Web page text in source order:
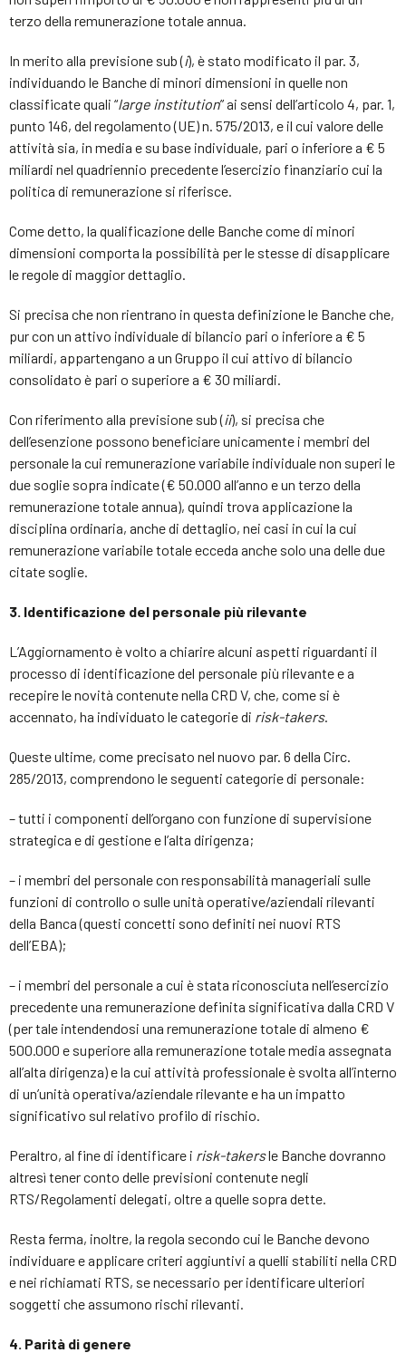
terzo della remunerazione totale annua.
In merito alla previsione sub (i), è stato modificato il par. 3,
individuando le Banche di minori dimensioni in quelle non
classificate quali “large institution” ai sensi dell’articolo 4, par. 1,
punto 146, del regolamento (UE) n. 575/2013, e il cui valore delle
attività sia, in media e su base individuale, pari o inferiore a € 5
miliardi nel quadriennio precedente l’esercizio finanziario cui la
politica di remunerazione si riferisce.
Come detto, la qualificazione delle Banche come di minori
dimensioni comporta la possibilità per le stesse di disapplicare
le regole di maggior dettaglio.
Si precisa che non rientrano in questa definizione le Banche che,
pur con un attivo individuale di bilancio pari o inferiore a € 5
miliardi, appartengano a un Gruppo il cui attivo di bilancio
consolidato è pari o superiore a € 30 miliardi.
Con riferimento alla previsione sub (ii), si precisa che
dell’esenzione possono beneficiare unicamente i membri del
personale la cui remunerazione variabile individuale non superi le
due soglie sopra indicate (€ 50.000 all’anno e un terzo della
remunerazione totale annua), quindi trova applicazione la
disciplina ordinaria, anche di dettaglio, nei casi in cui la cui
remunerazione variabile totale ecceda anche solo una delle due
citate soglie.
3. Identificazione del personale più rilevante
L’Aggiornamento è volto a chiarire alcuni aspetti riguardanti il
processo di identificazione del personale più rilevante e a
recepire le novità contenute nella CRD V, che, come si è
accennato, ha individuato le categorie di risk-takers.
Queste ultime, come precisato nel nuovo par. 6 della Circ.
285/2013, comprendono le seguenti categorie di personale:
– tutti i componenti dell’organo con funzione di supervisione
strategica e di gestione e l’alta dirigenza;
– i membri del personale con responsabilità manageriali sulle
funzioni di controllo o sulle unità operative/aziendali rilevanti
della Banca (questi concetti sono definiti nei nuovi RTS
dell’EBA);
– i membri del personale a cui è stata riconosciuta nell’esercizio
precedente una remunerazione definita significativa dalla CRD V
(per tale intendendosi una remunerazione totale di almeno €
500.000 e superiore alla remunerazione totale media assegnata
all’alta dirigenza) e la cui attività professionale è svolta all’interno
di un’unità operativa/aziendale rilevante e ha un impatto
significativo sul relativo profilo di rischio.
Peraltro, al fine di identificare i risk-takersle Banche dovranno
altresì tener conto delle previsioni contenute negli
RTS/Regolamenti delegati, oltre a quelle sopra dette.
Resta ferma, inoltre, la regola secondo cui le Banche devono
individuare e applicare criteri aggiuntivi a quelli stabiliti nella CRD
e nei richiamati RTS, se necessario per identificare ulteriori
soggetti che assumono rischi rilevanti.
4. Parità di genere